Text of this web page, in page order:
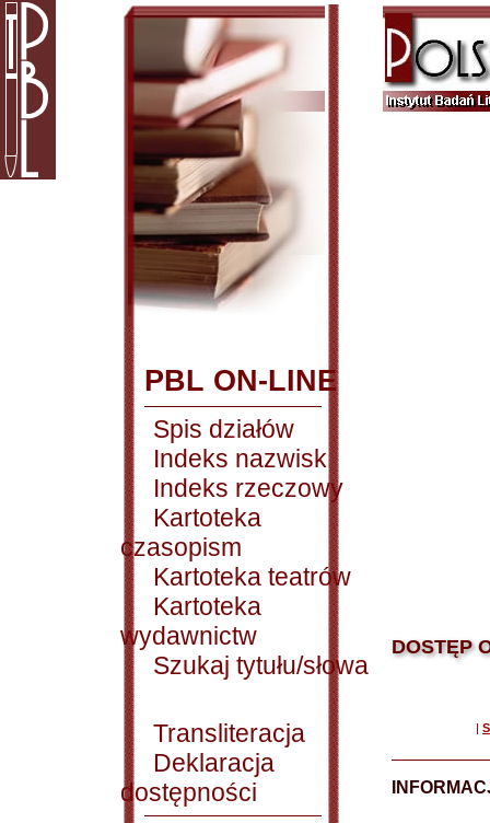
PBL ON-LINE
Spis działów
Indeks nazwisk
Indeks rzeczowy
Kartoteka
czasopism
Kartoteka teatrów
Kartoteka
wydawnictw
Szukaj tytułu/słowa
Transliteracja
Deklaracja
dostępności
DOSTĘP
|